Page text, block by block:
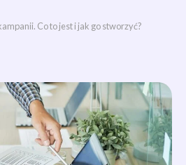
Co to jest i jak go stworzyć?